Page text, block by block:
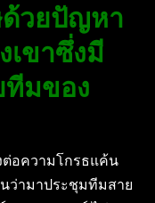
ด้วยปัญหา
เขาซึ่งมี
ทีมของ
ต่อความโกรธแค้น
นว่ามาประชุมทีมสาย